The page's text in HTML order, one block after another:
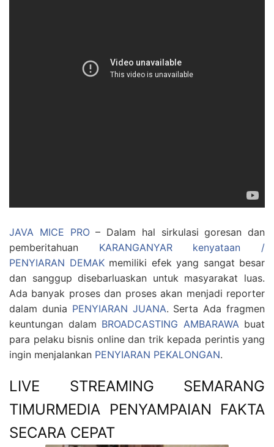
JAVA MICE PRO– Dalam hal sirkulasi goresan dan
pemberitahuan KARANGANYAR kenyataan /
PENYIARAN DEMAKmemiliki efek yang sangat besar
dan sanggup disebarluaskan untuk masyarakat luas.
Ada banyak proses dan proses akan menjadi reporter
dalam dunia PENYIARAN JUANA. Serta Ada fragmen
keuntungan dalam BROADCASTING AMBARAWAbuat
para pelaku bisnis online dan trik kepada perintis yang
ingin menjalankan PENYIARAN PEKALONGAN.
LIVE STREAMING SEMARANG
TIMURMEDIA PENYAMPAIAN FAKTA
SECARA CEPAT